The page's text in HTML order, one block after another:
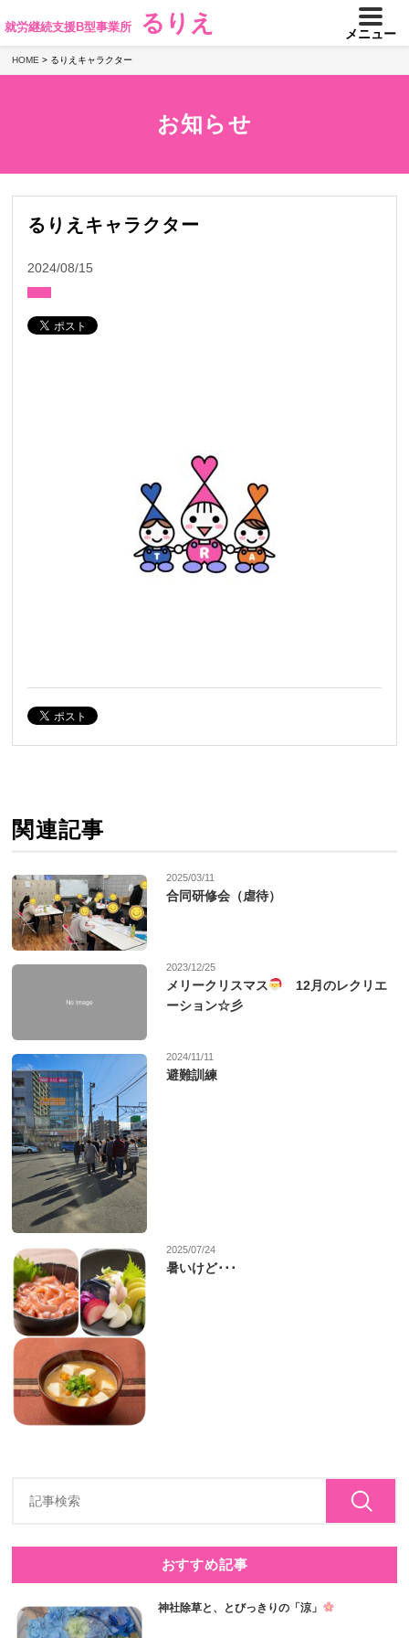
就労継続支援B型事業所 るりえ メニュー
HOME > るりえキャラクター
お知らせ
るりえキャラクター
2024/08/15
関連記事
2025/03/11
合同研修会（虐待）
2023/12/25
メリークリスマス
12月のレクリエ
ーション☆彡
2024/11/11
避難訓練
2025/07/24
暑いけど･･･
おすすめ記事
神社除草と、とびっきりの「涼」